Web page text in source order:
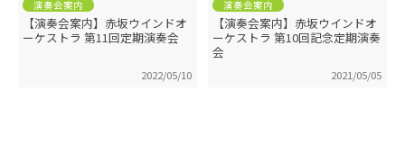
演奏会案内
【演奏会案内】赤坂ウインドオ
ーケストラ 第11回定期演奏会
2022/05/10
演奏会案内
【演奏会案内】赤坂ウインドオ
ーケストラ 第10回記念定期演奏
会
2021/05/05